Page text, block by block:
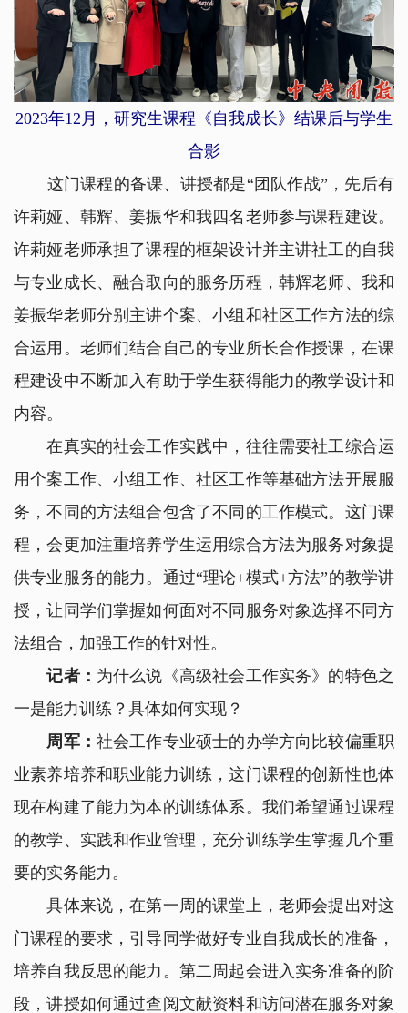
2023年12月，研究生课程《自我成长》结课后与学生
合影
这门课程的备课、讲授都是“团队作战”，先后有
许莉娅、韩辉、姜振华和我四名老师参与课程建设。
许莉娅老师承担了课程的框架设计并主讲社工的自我
与专业成长、融合取向的服务历程，韩辉老师、我和
姜振华老师分别主讲个案、小组和社区工作方法的综
合运用。老师们结合自己的专业所长合作授课，在课
程建设中不断加入有助于学生获得能力的教学设计和
内容。
在真实的社会工作实践中，往往需要社工综合运
用个案工作、小组工作、社区工作等基础方法开展服
务，不同的方法组合包含了不同的工作模式。这门课
程，会更加注重培养学生运用综合方法为服务对象提
供专业服务的能力。通过“理论+模式+方法”的教学讲
授，让同学们掌握如何面对不同服务对象选择不同方
法组合，加强工作的针对性。
记者： 为什么说《高级社会工作实务》的特色之
一是能力训练？具体如何实现？
周军： 社会工作专业硕士的办学方向比较偏重职
业素养培养和职业能力训练，这门课程的创新性也体
现在构建了能力为本的训练体系。我们希望通过课程
的教学、实践和作业管理，充分训练学生掌握几个重
要的实务能力。
具体来说，在第一周的课堂上，老师会提出对这
门课程的要求，引导同学做好专业自我成长的准备，
培养自我反思的能力。第二周起会进入实务准备的阶
段，讲授如何通过查阅文献资料和访问潜在服务对象